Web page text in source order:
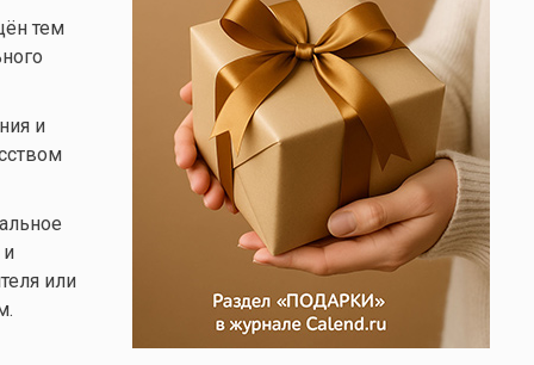
тем
и
и
или